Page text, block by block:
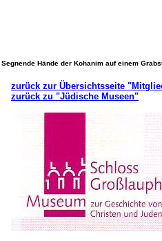
Segnende Hände der Kohanim auf einem
zurück zur Übersichtsseite
zurück zu "Jüdische Museen"